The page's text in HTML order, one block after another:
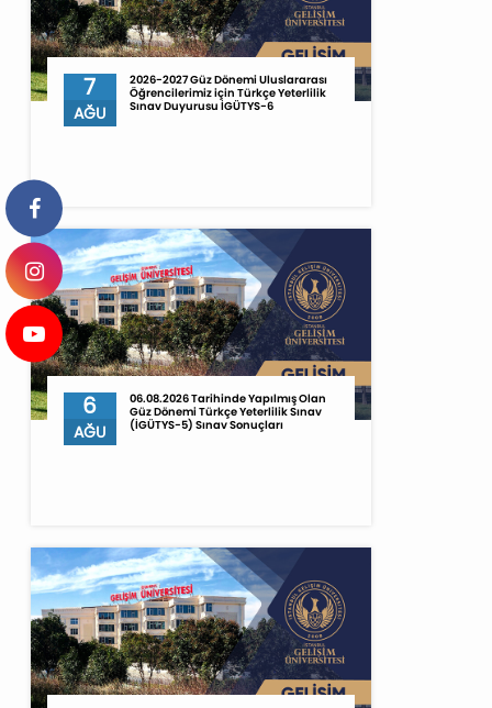
7
AĞU
2026-2027 Güz Dönemi Uluslararası
Öğrencilerimiz için Türkçe Yeterlilik
Sınav Duyurusu İGÜTYS-6
6
AĞU
06.08.2026 Tarihinde Yapılmış Olan
Güz Dönemi Türkçe Yeterlilik Sınav
(İGÜTYS-5) Sınav Sonuçları